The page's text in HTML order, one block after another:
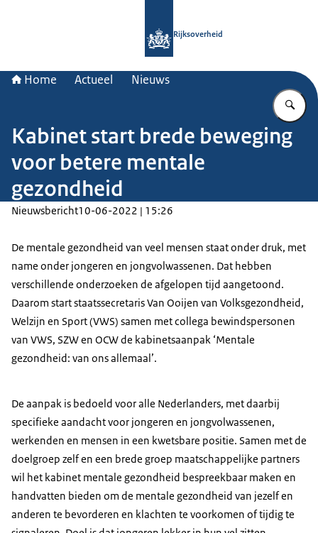
Rijksoverheid
Home Actueel Nieuws
Kabinet start brede beweging
voor betere mentale
gezondheid
Nieuwsbericht10-06-2022 | 15:26
De mentale gezondheid van veel mensen staat onder druk, met
name onder jongeren en jongvolwassenen. Dat hebben
verschillende onderzoeken de afgelopen tijd aangetoond.
Daarom start staatssecretaris Van Ooijen van Volksgezondheid,
Welzijn en Sport (VWS) samen met collega bewindspersonen
van VWS, SZW en OCW de kabinetsaanpak ‘Mentale
gezondheid: van ons allemaal’.
De aanpak is bedoeld voor alle Nederlanders, met daarbij
specifieke aandacht voor jongeren en jongvolwassenen,
werkenden en mensen in een kwetsbare positie. Samen met de
doelgroep zelf en een brede groep maatschappelijke partners
wil het kabinet mentale gezondheid bespreekbaar maken en
handvatten bieden om de mentale gezondheid van jezelf en
anderen te bevorderen en klachten te voorkomen of tijdig te